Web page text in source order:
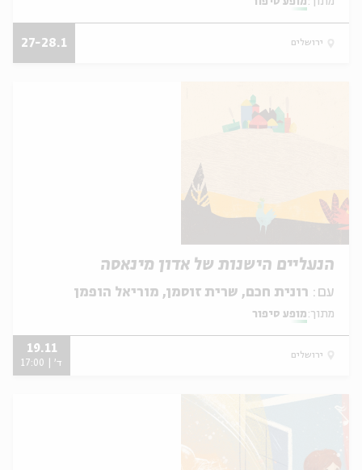
ירושלים 27-28.1
הנעליים הישנות של אדון מינאסה
עם:
מתוך: מופע סיפור
ירושלים
19.11
ד' | 17:00